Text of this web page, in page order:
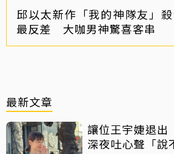
邱以太新作「我的神隊友」
最反差 大咖男神驚喜客串
最新文章
讓位王宇婕退出
深夜吐心聲「說